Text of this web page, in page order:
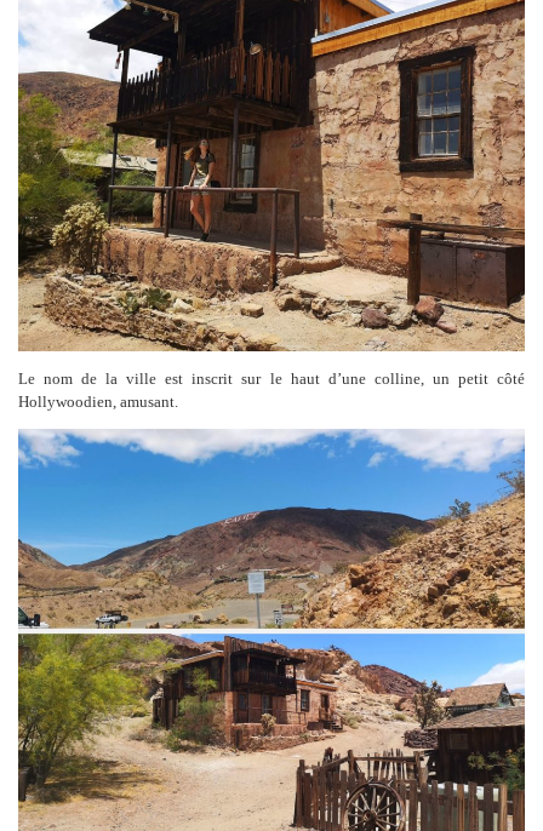
Le nom de la ville est inscrit sur le haut d’une colline, un petit côté
Hollywoodien, amusant.